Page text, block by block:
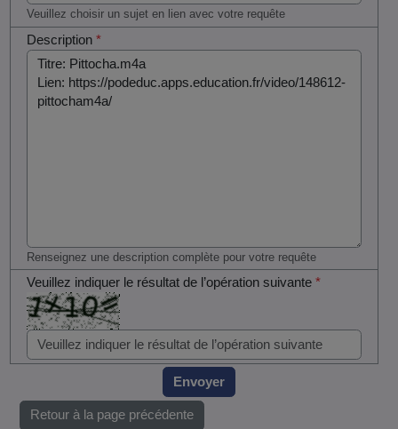
Veuillez choisir un sujet en lien avec votre requête
Description*
Renseignez une description complète pour votre requête
Veuillez indiquer le résultat de l’opération suivante*
Envoyer
Retour à la page précédente